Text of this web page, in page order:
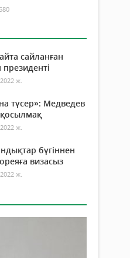
сайланған
ж.
түсер»: Медведев
ж.
бүгіннен
визасыз
ж.